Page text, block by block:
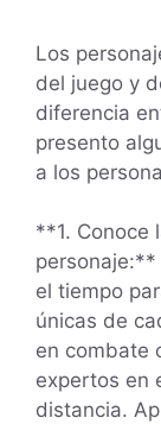
Los
del juego y
diferencia
presento
a los
**1. Conoce
el tiempo
únicas de
en combate
expertos en
distancia.